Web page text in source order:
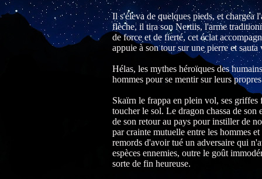
Il s'éleva de quelques pieds, et chargea
flèche, il tira son Nertiis, l'arme
de force et de fierté, cet éclat
appuie à son tour sur une pierre et
Hélas, les mythes héroïques des
hommes pour se mentir sur leurs
Skaïrn le frappa en plein vol, ses
toucher le sol. Le dragon chassa de
de son retour au pays pour instiller de
par crainte mutuelle entre les hommes
remords d'avoir tué un adversaire qui
espèces ennemies, outre le goût
sorte de fin heureuse.